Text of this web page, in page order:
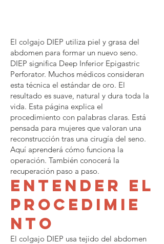
El colgajo DIEP utiliza piel y grasa del
abdomen para formar un nuevo seno.
DIEP significa Deep Inferior Epigastric
Perforator. Muchos médicos consideran
esta técnica el estándar de oro. El
resultado es suave, natural y dura toda la
vida. Esta página explica el
procedimiento con palabras claras. Está
pensada para mujeres que valoran una
reconstrucción tras una cirugía del seno.
Aquí aprenderá cómo funciona la
operación. También conocerá la
recuperación paso a paso.
Entender el
procedimie
nto
El colgajo DIEP usa tejido del abdomen